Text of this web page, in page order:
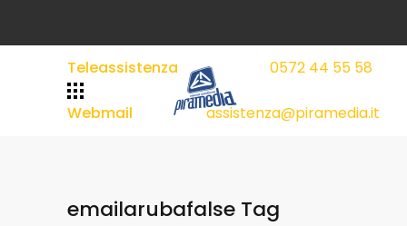
Teleassistenza
Webmail
0572 44 55 58
assistenza@piramedia.it
emailarubafalse Tag